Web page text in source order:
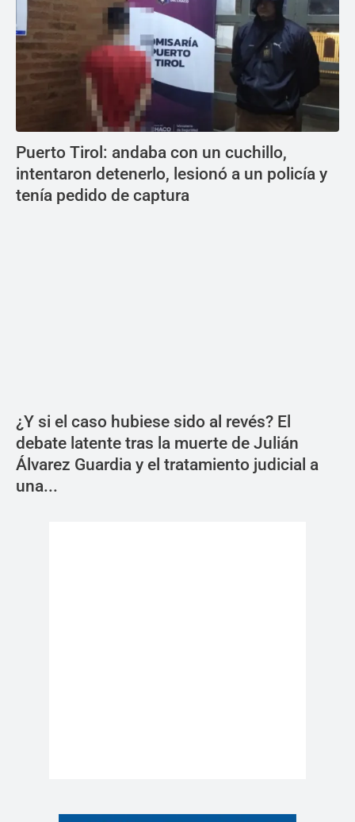
Puerto Tirol: andaba con un cuchillo,
intentaron detenerlo, lesionó a un policía y
tenía pedido de captura
¿Y si el caso hubiese sido al revés? El
debate latente tras la muerte de Julián
Álvarez Guardia y el tratamiento judicial a
una...